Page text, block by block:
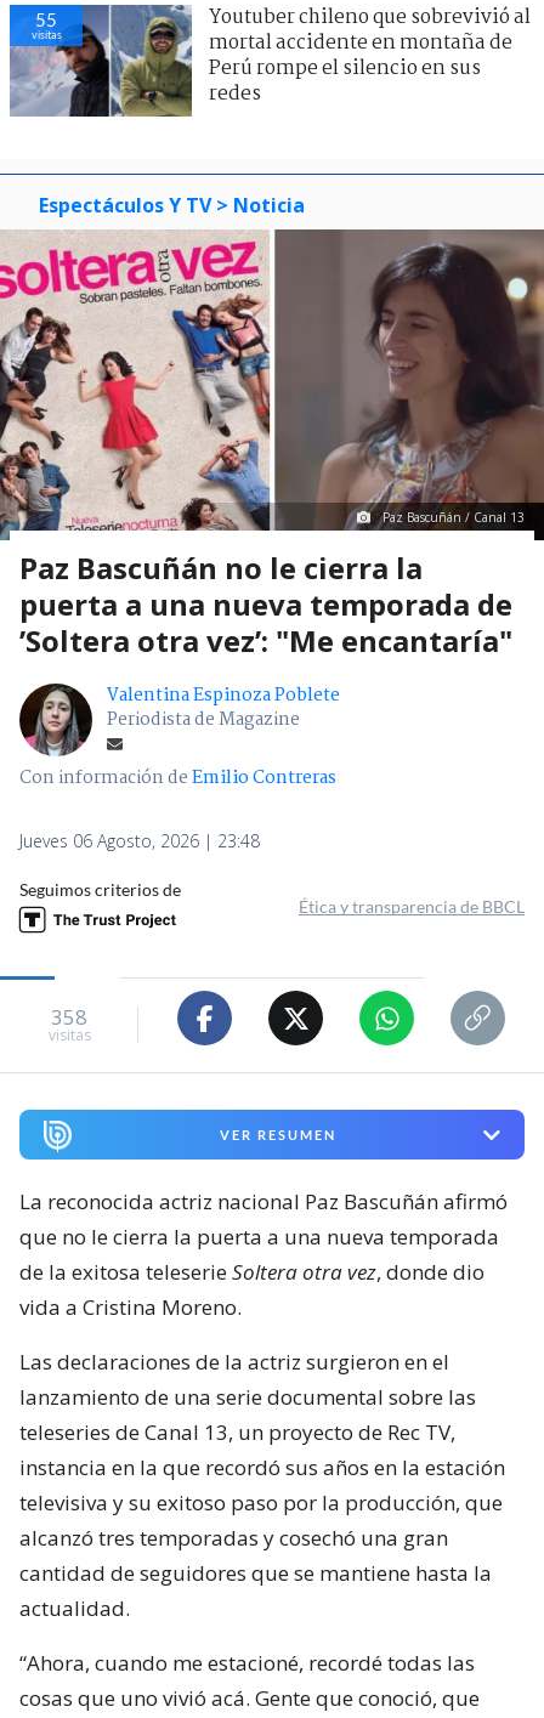
55
visitas
Youtuber chileno que sobrevivió al
mortal accidente en montaña de
Perú rompe el silencio en sus
redes
Espectáculos Y TV > Noticia
Paz Bascuñán / Canal 13
Paz Bascuñán no le cierra la
puerta a una nueva temporada de
’Soltera otra vez’: "Me encantaría"
Valentina Espinoza Poblete
Periodista de Magazine
Con información deEmilio Contreras
Jueves 06 Agosto, 2026 | 23:48
Seguimos criterios de
Ética y transparencia de BBCL
358
visitas
VER RESUMEN
La reconocida actriz nacional Paz Bascuñán afirmó
que no le cierra la puerta a una nueva temporada
de la exitosa teleserieSoltera otra vez, donde dio
vida a Cristina Moreno.
Las declaraciones de la actriz surgieron en el
lanzamiento de una serie documental sobre las
teleseries de Canal 13, un proyecto de Rec TV,
instancia en la que recordó sus años en la estación
televisiva y su exitoso paso por la producción, que
alcanzó tres temporadas y cosechó una gran
cantidad de seguidores que se mantiene hasta la
actualidad.
“Ahora, cuando me estacioné, recordé todas las
cosas que uno vivió acá. Gente que conoció, que